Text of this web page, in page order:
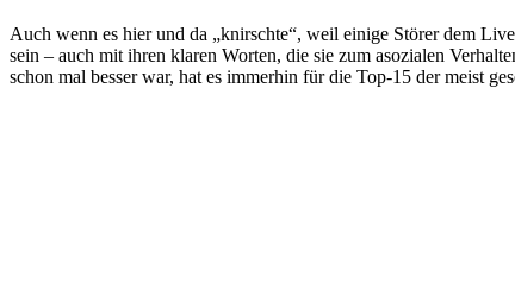
Auch wenn es hier und da „knirschte“, weil einige Störer dem
sein – auch mit ihren klaren Worten, die sie zum asozialen
schon mal besser war, hat es immerhin für die Top-15 der meist